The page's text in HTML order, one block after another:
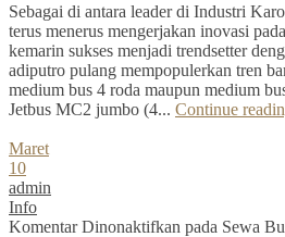
Sebagai di antara leader di Industri
terus menerus mengerjakan inovasi
kemarin sukses menjadi trendsetter
adiputro pulang mempopulerkan tren
medium bus 4 roda maupun medium
Jetbus MC2 jumbo (4... Continue
Maret
10
admin
Info
Komentar Dinonaktifkan pada Sewa